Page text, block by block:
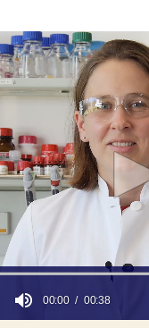
00:00 00:38